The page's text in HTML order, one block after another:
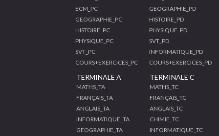
ECM_PC
GEOGRAPHIE_PC
HISTOIRE_PC
PHYSIQUE_PC
SVT_PC
COURS+EXERCICES_PC
GEOGRAPHIE_PD
HISTOIRE_PD
PHYSIQUE_PD
SVT_PD
INFORMATIQUE_PD
COURS+EXERCICES_PD
TERMINALE A
MATHS_TA
FRANÇAIS_TA
ANGLAIS_TA
INFORMATIQUE_TA
GEOGRAPHIE_TA
TERMINALE C
MATHS_TC
FRANÇAIS_TC
ANGLAIS_TC
CHIMIE_TC
INFORMATIQUE_TC